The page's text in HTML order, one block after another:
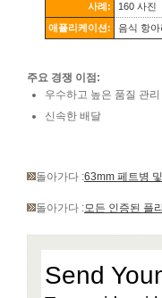
사례:
160 사진
애플리케이션:
음식 항아
주요 경쟁 이점:
우수하고 높은 품질 관리
신속한 배달
돌아가다 :63mm 페트병
돌아가다 :모든 인증된 플